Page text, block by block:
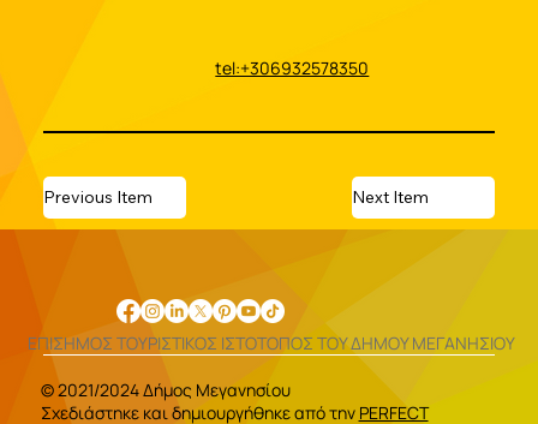
tel:+306932578350
Next Item
Previous Item
ΕΠΙΣΗΜΟΣ ΤΟΥΡΙΣΤΙΚΟΣ ΙΣΤΟΤΟΠΟΣ ΤΟΥ ΔΗΜΟΥ ΜΕΓΑΝΗΣΙΟΥ
© 2021/2024 Δήμος Μεγανησίου
Σχεδιάστηκε και δημιουργήθηκε από την PERFECT